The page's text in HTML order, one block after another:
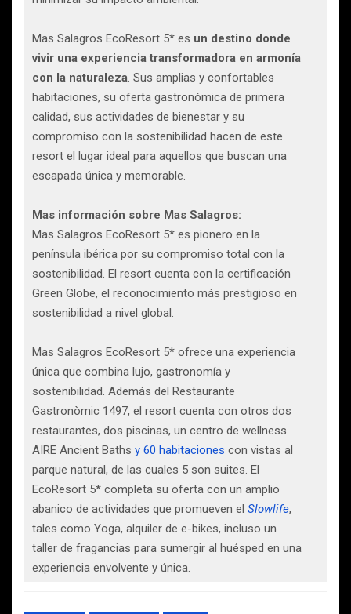
Mas Salagros EcoResort 5* es un destino donde
vivir una experiencia transformadora en armonía
con la naturaleza. Sus amplias y confortables
habitaciones, su oferta gastronómica de primera
calidad, sus actividades de bienestar y su
compromiso con la sostenibilidad hacen de este
resort el lugar ideal para aquellos que buscan una
escapada única y memorable.
Mas información sobre Mas Salagros:
Mas Salagros EcoResort 5* es pionero en la
península ibérica por su compromiso total con la
sostenibilidad. El resort cuenta con la certificación
Green Globe, el reconocimiento más prestigioso en
sostenibilidad a nivel global.
Mas Salagros EcoResort 5* ofrece una experiencia
única que combina lujo, gastronomía y
sostenibilidad. Además del Restaurante
Gastronòmic 1497, el resort cuenta con otros dos
restaurantes, dos piscinas, un centro de wellness
AIRE Ancient Baths y 60 habitaciones con vistas al
parque natural, de las cuales 5 son suites. El
EcoResort 5* completa su oferta con un amplio
abanico de actividades que promueven el Slowlife,
tales como Yoga, alquiler de e-bikes, incluso un
taller de fragancias para sumergir al huésped en una
experiencia envolvente y única.